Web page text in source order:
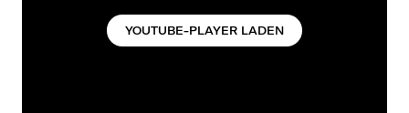
YOUTUBE-PLAYER LADEN